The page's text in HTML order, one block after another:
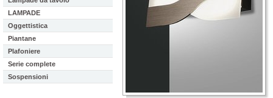
LAMPADE
Oggettistica
Piantane
Plafoniere
Serie complete
Sospensioni